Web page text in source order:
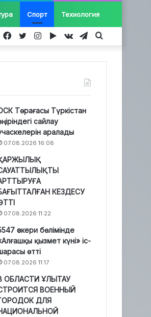
Спорт Технология
Іздеу...
Telegram
vk.com
Google
Instagram
Twitter
Facebook
Төрағасы Түркістан
сайлау
аралады
07.08.2026 16:08
КЕЗДЕСУ
07.08.2026 11:22
әскери бөлімінде
қызмет күні» іс-
өтті
07.08.2026 11:17
ОБЛАСТИ ҰЛЫТАУ
ВОЕННЫЙ
ДЛЯ